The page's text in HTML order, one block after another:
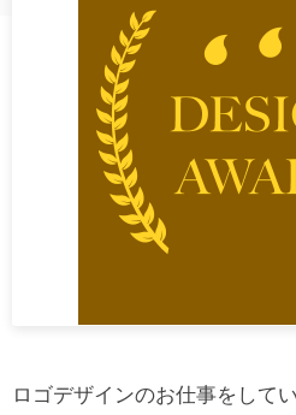
ロゴデザインのお仕事をして